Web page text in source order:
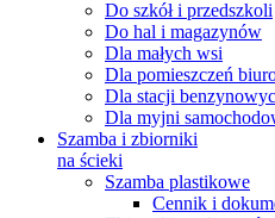
Do szkół i przedszkoli
Do hal i magazynów
Dla małych wsi
Dla pomieszczeń
Dla stacji
Dla myjni
Szamba i zbiorniki
na ścieki
Szamba plastikowe
Cennik i